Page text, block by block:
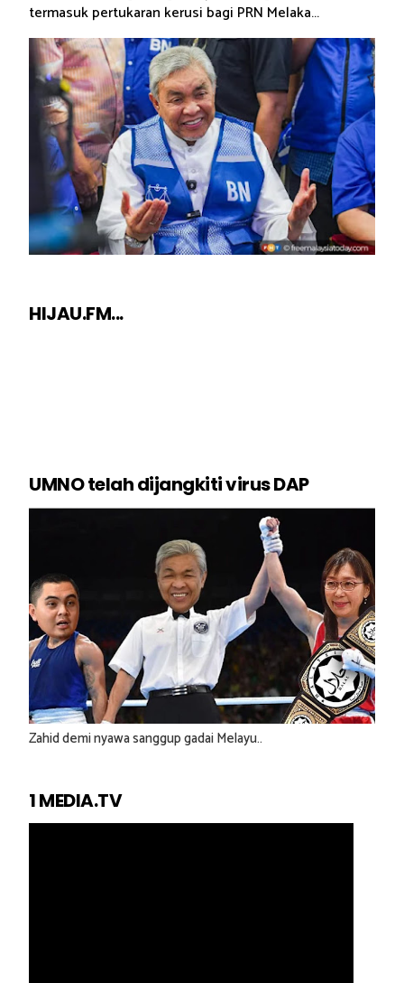
termasuk pertukaran kerusi bagi PRN Melaka...
HIJAU.FM...
UMNO telah dijangkiti virus DAP
Zahid demi nyawa sanggup gadai Melayu..
1 MEDIA.TV